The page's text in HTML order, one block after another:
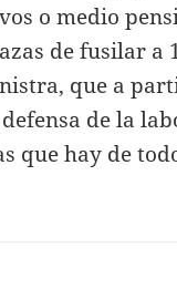
o medio
de fusilar a
que a
de la
que hay de